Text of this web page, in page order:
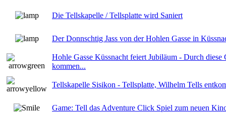
Die Tellskapelle / Tellsplatte wird Saniert
Der Donnschtig Jass von der Hohlen Gasse in
Hohle Gasse Küssnacht feiert Jubiläum - Durch diese
kommen...
Tellskapelle Sisikon - Tellsplatte, Wilhelm Tells
Game: Tell das Adventure Click Spiel zum neuen